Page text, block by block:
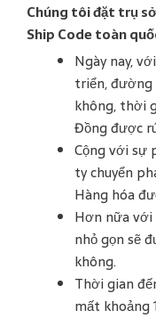
Chúng tôi đặt trụ
Ship Code toàn
Ngày nay,
triển, đường
không, thời
Đồng được
Cộng với sự
ty chuyển
Hàng hóa
Hơn nữa
nhỏ gọn sẽ
không.
Thời gian
mất khoảng